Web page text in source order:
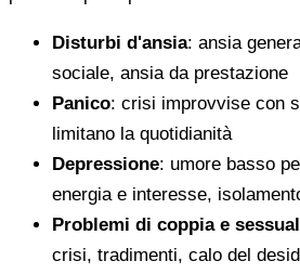
Disturbi d'ansia: ansia
sociale, ansia da prestazione
Panico: crisi improvvise con
limitano la quotidianità
Depressione: umore basso
energia e interesse,
Problemi di coppia e
crisi, tradimenti, calo del